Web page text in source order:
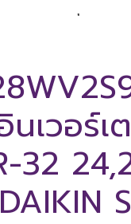
เวอร์เ
32